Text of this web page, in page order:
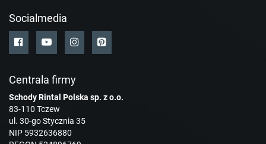
Socialmedia
Centrala firmy
Schody Rintal Polska sp. z o.o.
83-110 Tczew
ul. 30-go Stycznia 35
NIP 5932636880